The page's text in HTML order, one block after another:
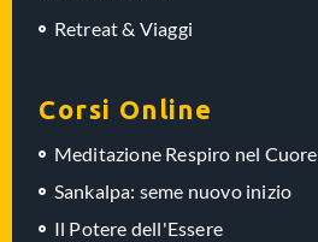
Retreat & Viaggi
Corsi Online
Meditazione Respiro nel Cuore
Sankalpa: seme nuovo inizio
Il Potere dell'Essere